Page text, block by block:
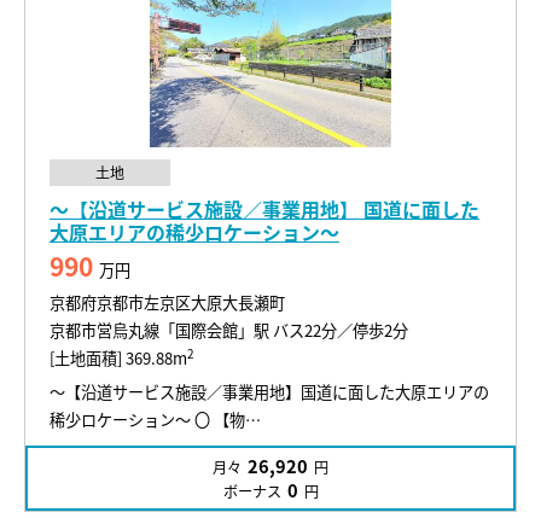
土地
～【沿道サービス施設／事業用地】 国道に面した
大原エリアの稀少ロケーション～
990 万円
京都府京都市左京区大原大長瀬町
京都市営烏丸線「国際会館」駅 バス22分／停歩2分
[土地面積] 369.88m2
～【沿道サービス施設／事業用地】国道に面した大原エリアの
稀少ロケーション～ 〇 【物…
月々 26,920 円
ボーナス 0 円